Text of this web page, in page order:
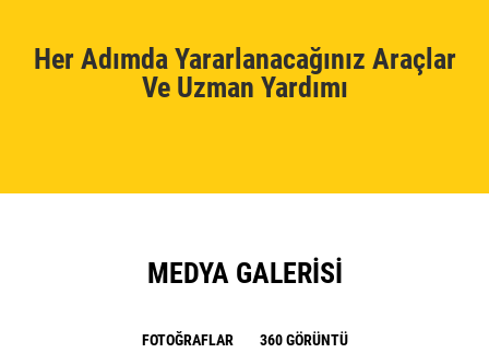
Her Adımda Yararlanacağınız Araçlar
Ve Uzman Yardımı
MEDYA GALERISI
FOTOĞRAFLAR 360 GÖRÜNTÜ